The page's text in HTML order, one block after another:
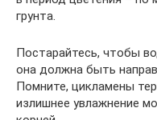
грунта.
Постарайтесь, чтобы
она должна быть
Помните, цикламены
излишнее увлажнение